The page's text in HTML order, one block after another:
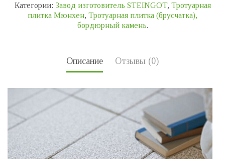
Категории: Завод изготовитель STEINGOT, Тротуарная
плитка Мюнхен, Тротуарная плитка (брусчатка),
бордюрный камень.
Описание Отзывы (0)